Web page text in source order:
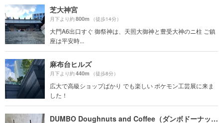
芝大神宮
月下より約800m （徒歩14分）
大門A6出口すぐ 御祭神は、天照大御神と豊受大神のニ柱 ご鎮
座は平安時...
麻布台ヒルズ
月下より約440m （徒歩8分）
広大で高級ショップばかり でも楽しい ポケモン工芸展に来ま
した！
DUMBO Doughnuts and Coffee（ダンボドーナッツ＆コーヒー）